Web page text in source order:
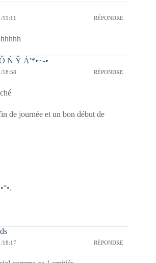
19:11 RÉPONDRE
Ń Ŷ Á'*•~-•
18:58 RÉPONDRE
de journée et un bon début de
18:17 RÉPONDRE